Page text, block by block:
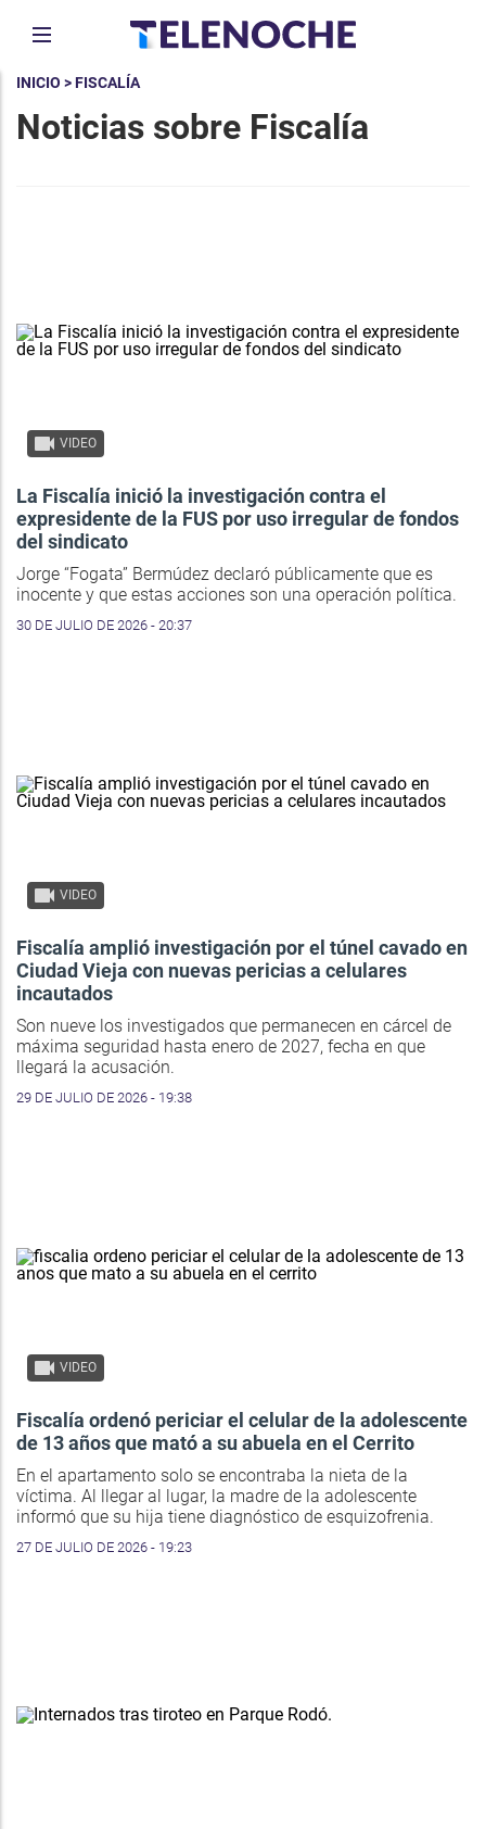
INICIO > FISCALÍA
Noticias sobre Fiscalía
VIDEO
La Fiscalía inició la investigación contra el
expresidente de la FUS por uso irregular de fondos
del sindicato
Jorge “Fogata” Bermúdez declaró públicamente que es
inocente y que estas acciones son una operación política.
30 DE JULIO DE 2026 - 20:37
VIDEO
Fiscalía amplió investigación por el túnel cavado en
Ciudad Vieja con nuevas pericias a celulares
incautados
Son nueve los investigados que permanecen en cárcel de
máxima seguridad hasta enero de 2027, fecha en que
llegará la acusación.
29 DE JULIO DE 2026 - 19:38
VIDEO
Fiscalía ordenó periciar el celular de la adolescente
de 13 años que mató a su abuela en el Cerrito
En el apartamento solo se encontraba la nieta de la
víctima. Al llegar al lugar, la madre de la adolescente
informó que su hija tiene diagnóstico de esquizofrenia.
27 DE JULIO DE 2026 - 19:23